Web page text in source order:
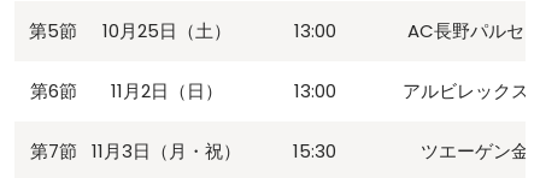
第5節 10月25日（土） 13:00 AC長野パルセ
第6節 11月2日（日） 13:00 アルビレックス
第7節 11月3日（月・祝） 15:30 ツエーゲン金